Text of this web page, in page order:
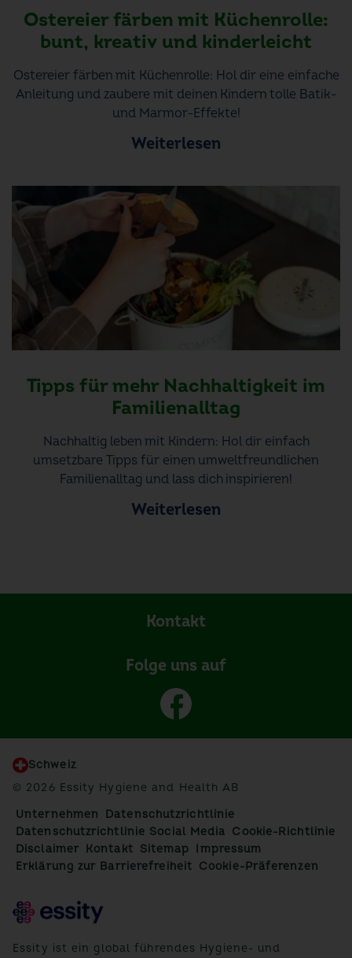
Ostereier färben mit Küchenrolle:
bunt, kreativ und kinderleicht
Ostereier färben mit Küchenrolle: Hol dir eine einfache
Anleitung und zaubere mit deinen Kindern tolle Batik-
und Marmor-Effekte!
Weiterlesen
Tipps für mehr Nachhaltigkeit im
Familienalltag
Nachhaltig leben mit Kindern: Hol dir einfach
umsetzbare Tipps für einen umweltfreundlichen
Familienalltag und lass dich inspirieren!
Weiterlesen
Kontakt
Folge uns auf
Schweiz
© 2026 Essity Hygiene and Health AB
Unternehmen
Datenschutzrichtlinie
Datenschutzrichtlinie Social Media Cookie-Richtlinie
Disclaimer
Kontakt Sitemap
Impressum
Erklärung zur Barrierefreiheit Cookie-Präferenzen
Essity ist ein global führendes Hygiene- und